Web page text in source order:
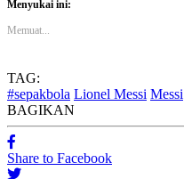
Menyukai ini:
Memuat...
TAG:
#sepakbola Lionel Messi Messi
BAGIKAN
Share to Facebook